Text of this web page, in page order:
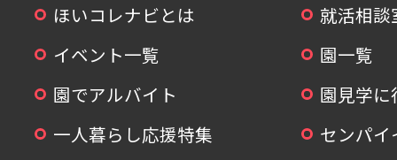
ほいコレナビとは
就活相談
イベント一覧
園一覧
園でアルバイト
園見学
一人暮らし応援特集
センパ